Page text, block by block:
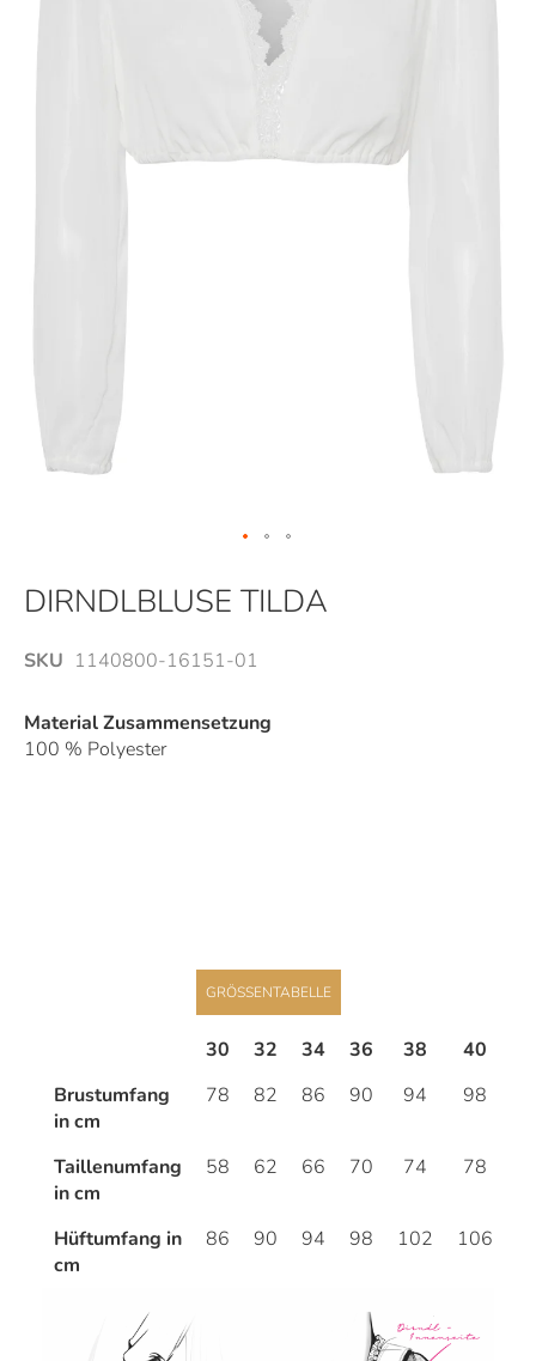
DIRNDLBLUSE TILDA
SKU 1140800-16151-01
Material Zusammensetzung
100 % Polyester
Anfang
der
Bildergalerie
springen
GRÖSSENTABELLE
30 32 34 36 38 40
Brustumfang
in cm
78 82 86 90 94 98
Taillenumfang
in cm
58 62 66 70 74 78
Hüftumfang in
cm
86 90 94 98 102 106